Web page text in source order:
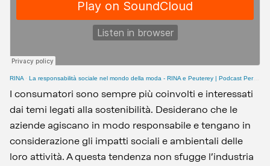
RINA · La responsabilità sociale nel mondo della moda - RINA e Peuterey | Podcast Percorsi di Sostenibilità
I consumatori sono sempre più coinvolti e interessati
dai temi legati alla sostenibilità. Desiderano che le
aziende agiscano in modo responsabile e tengano in
considerazione gli impatti sociali e ambientali delle
loro attività. A questa tendenza non sfugge l’industria